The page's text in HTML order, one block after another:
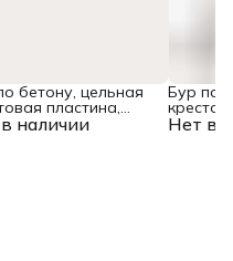
наличии
бетону, цельная
пластина,
мм, SDS PLUS Нет в
Бур по
10x165